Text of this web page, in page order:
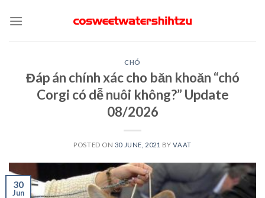
CHÓ
Đáp án chính xác cho băn khoăn “chó
Corgi có dễ nuôi không?” Update
08/2026
POSTED ON 30 JUNE, 2021 BYVAAT
30
Jun